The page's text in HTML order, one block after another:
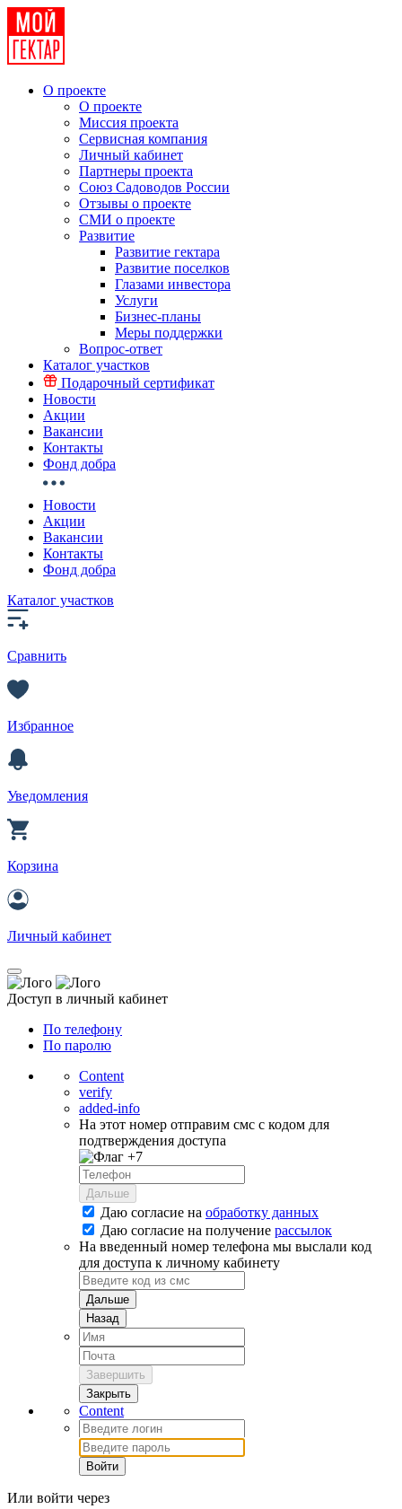
О проекте
О проекте
Миссия проекта
Сервисная компания
Личный кабинет
Партнеры проекта
Союз Садоводов России
Отзывы о проекте
СМИ о проекте
Развитие
Развитие гектара
Развитие поселков
Глазами инвестора
Услуги
Бизнес-планы
Меры поддержки
Вопрос-ответ
Каталог участков
Подарочный сертификат
Новости
Акции
Вакансии
Контакты
Фонд добра
Новости
Акции
Вакансии
Контакты
Фонд добра
Каталог участков
Сравнить
Избранное
Уведомления
Корзина
Личный кабинет
Доступ в личный кабинет
По телефону
По паролю
Content
verify
added-info
На этот номер отправим смс с кодом для
подтверждения доступа
+7
Дальше
Даю согласие на обработку данных
Даю согласие на получение рассылок
На введенный номер телефона мы выслали код
для доступа к личному кабинету
Дальше
Назад
Завершить
Закрыть
Content
Войти
Или войти через